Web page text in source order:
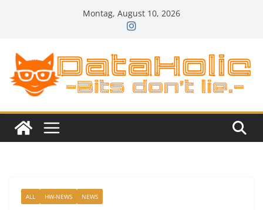
Montag, August 10, 2026
ALL HW-NEWS NEWS